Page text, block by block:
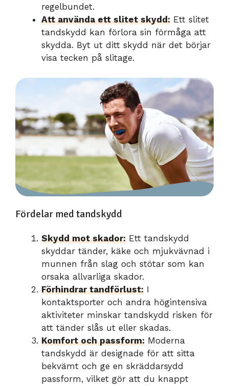
regelbundet.
Att använda ett slitet skydd: Ett slitet
tandskydd kan förlora sin förmåga att
skydda. Byt ut ditt skydd när det börjar
visa tecken på slitage.
Fördelar med tandskydd
Skydd mot skador: Ett tandskydd
skyddar tänder, käke och mjukvävnad i
munnen från slag och stötar som kan
orsaka allvarliga skador.
Förhindrar tandförlust: I
kontaktsporter och andra högintensiva
aktiviteter minskar tandskydd risken för
att tänder slås ut eller skadas.
Komfort och passform: Moderna
tandskydd är designade för att sitta
bekvämt och ge en skräddarsydd
passform, vilket gör att du knappt